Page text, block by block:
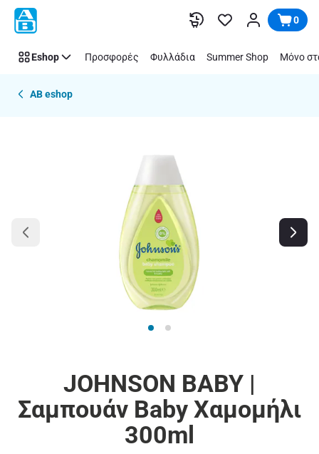
Παράλειψη 0
Eshop Προσφορές Φυλλάδια Summer Shop Μόνο
AB eshop
JOHNSON BABY |
Σαμπουάν Baby Χαμομήλι
300ml